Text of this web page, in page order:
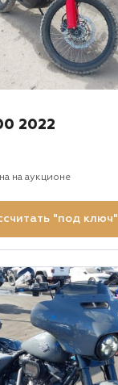
2022
на аукционе
"под ключ"